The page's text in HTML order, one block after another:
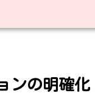
ンの明確化